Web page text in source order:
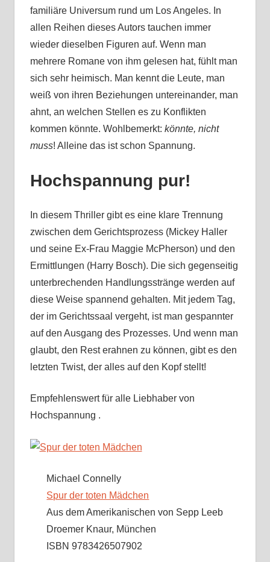
familiäre Universum rund um Los Angeles. In
allen Reihen dieses Autors tauchen immer
wieder dieselben Figuren auf. Wenn man
mehrere Romane von ihm gelesen hat, fühlt man
sich sehr heimisch. Man kennt die Leute, man
weiß von ihren Beziehungen untereinander, man
ahnt, an welchen Stellen es zu Konflikten
kommen könnte. Wohlbemerkt: könnte, nicht
muss! Alleine das ist schon Spannung.
Hochspannung pur!
In diesem Thriller gibt es eine klare Trennung
zwischen dem Gerichtsprozess (Mickey Haller
und seine Ex-Frau Maggie McPherson) und den
Ermittlungen (Harry Bosch). Die sich gegenseitig
unterbrechenden Handlungsstränge werden auf
diese Weise spannend gehalten. Mit jedem Tag,
der im Gerichtssaal vergeht, ist man gespannter
auf den Ausgang des Prozesses. Und wenn man
glaubt, den Rest erahnen zu können, gibt es den
letzten Twist, der alles auf den Kopf stellt!
Empfehlenswert für alle Liebhaber von
Hochspannung .
Michael Connelly
Spur der toten Mädchen
Aus dem Amerikanischen von Sepp Leeb
Droemer Knaur, München
ISBN 9783426507902